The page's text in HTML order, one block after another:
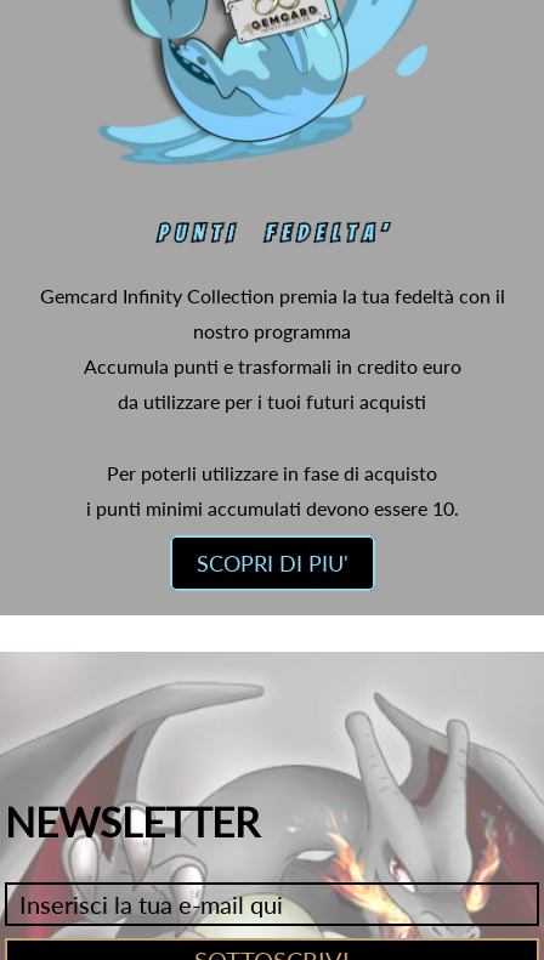
Gemcard Infinity Collection premia la tua fedeltà con il
nostro programma
Accumula punti e trasformali in credito euro
da utilizzare per i tuoi futuri acquisti
Per poterli utilizzare in fase di acquisto
i punti minimi accumulati devono essere 10.
SCOPRI DI PIU'
NEWSLETTER